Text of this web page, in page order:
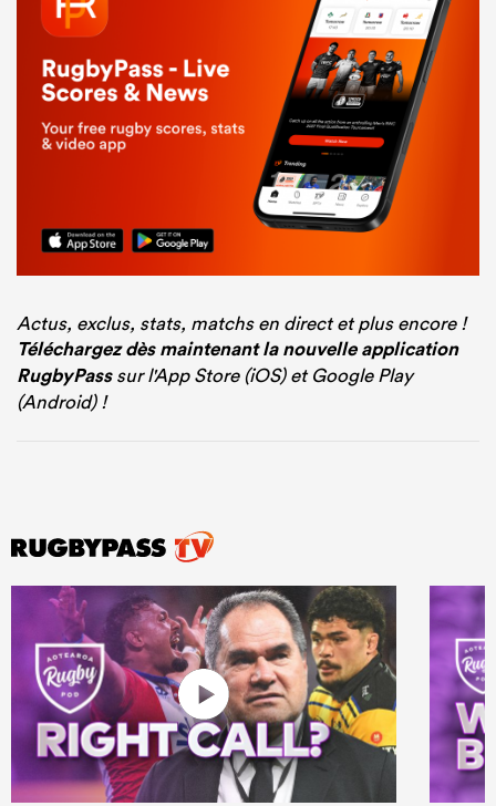
Actus, exclus, stats, matchs en direct et plus encore !
Téléchargez dès maintenant la nouvelle application
RugbyPasssur l'App Store (iOS) et Google Play
(Android) !